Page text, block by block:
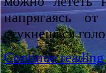
напрягаясь
стукнешься
Continue reading